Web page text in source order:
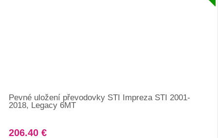
Pevné uložení převodovky STI Impreza STI 2001-
2018, Legacy 6MT
206.40 €